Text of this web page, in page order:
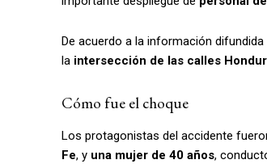
De acuerdo a la información
la intersección de las calles
Cómo fue el choque
Los protagonistas del accidente
Fe, y una mujer de 40 años,